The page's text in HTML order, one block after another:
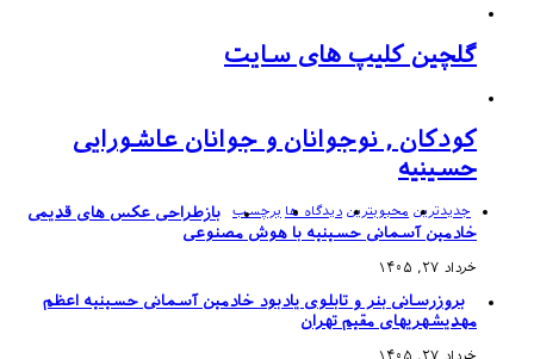
گلچین کلیپ های سایت
کودکان , نوجوانان و جوانان عاشورایی
حسینیه
جدیدترین محبوبترین دیدگاه ها برچسب
بازطراحی عکس های قدیمی
خادمین آسمانی حسینیه با هوش مصنوعی
خرداد ۲۷, ۱۴۰۵
بروزرسانی بنر و تابلوی یادبود خادمین آسمانی حسینیه اعظم
مهدیشهریهای مقیم تهران
خرداد ۲۷, ۱۴۰۵